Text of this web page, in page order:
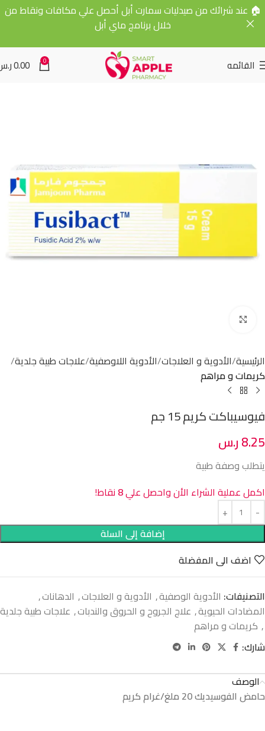
القائمه 0
0.00
الرئيسية الأدوية و العلاجات الأدوية اللاوصفية علاجات طبية جلدية
كريمات و مراهم
فيوسيباكت كريم 15 جم
8.25ر.س
يتطلب وصفة طبية
اكمل عملية الشراء الأن واحصل علي8 نقاط!
إضافة إلى السلة
اضف الى المفضلة
التصنيفات: الأدوية الوصفية, الأدوية و العلاجات, الدهانات,
المضادات الحيوية, علاج الجروح و الحروق والندبات, علاجات طبية جلدية
, كريمات و مراهم
شارك:
الوصف
حامض الفوسيديك 20 ملغ/غرام كريم
🏠 عند شرائك من صيدليات سمارت أبل أحصل علي مكافات ونقاط من
خلال برنامج ماي أبل